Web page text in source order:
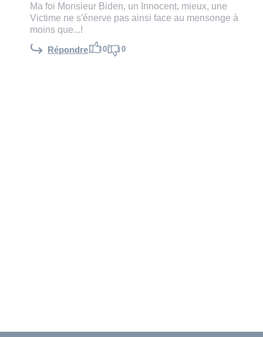
Ma foi Monsieur Biden, un Innocent, mieux, une
Victime ne s'énerve pas ainsi face au mensonge à
moins que...!
Répondre 0 0